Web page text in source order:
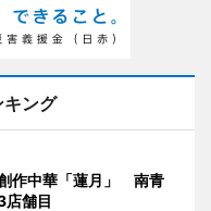
キング
作中華「蓮月」 南青
店舗目